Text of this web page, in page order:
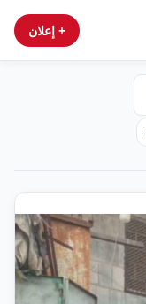
+ إعلان